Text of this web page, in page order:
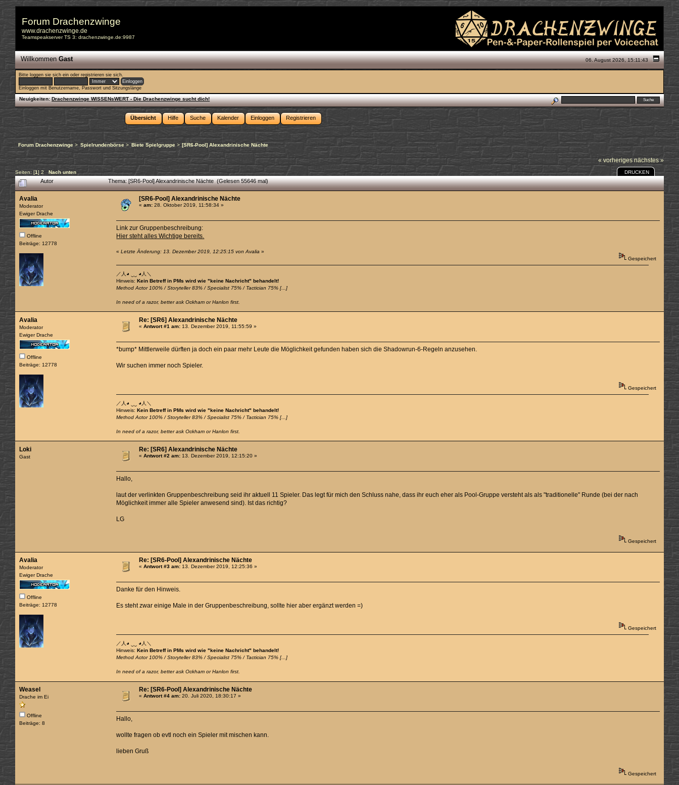
Forum Drachenzwinge
www.drachenzwinge.de
Teamspeakserver TS 3: drachenzwinge.de:9987
06. August 2026, 15:11:43
WillkommenGast
Bitte loggen sie sich ein oderregistrieren sie sich.
Einloggen mit Benutzername, Passwort und Sitzungslänge
Neuigkeiten: Drachenzwinge WISSENsWERT - Die Drachenzwinge sucht dich!
Übersicht Hilfe Suche Kalender Einloggen Registrieren
Forum Drachenzwinge > Spielrundenbörse> Biete Spielgruppe> [SR6-Pool] Alexandrinische Nächte
« vorheriges nächstes »
Seiten: [1] 2 Nach unten DRUCKEN
Autor Thema: [SR6-Pool] Alexandrinische Nächte (Gelesen 55646 mal)
Avalia
Moderator
Ewiger Drache
Offline
Beiträge: 12778
[SR6-Pool] Alexandrinische Nächte
«am: 28. Oktober 2019, 11:58:34 »
Link zur Gruppenbeschreibung:
Hier steht alles Wichtige bereits.
«Letzte Änderung: 13. Dezember 2019, 12:25:15 von Avalia »
Gespeichert
／人◕ ‿‿ ◕人＼
Hinweis:Kein Betreff in PMs wird wie "keine Nachricht" behandelt!
Method Actor 100% / Storyteller 83% / Specialist 75% / Tactician 75% [...]
In need of a razor, better ask Ockham or Hanlon first.
Avalia
Moderator
Ewiger Drache
Offline
Beiträge: 12778
Re: [SR6] Alexandrinische Nächte
«Antwort #1 am: 13. Dezember 2019, 11:55:59 »
*bump* Mittlerweile dürften ja doch ein paar mehr Leute die Möglichkeit gefunden haben sich die Shadowrun-6-Regeln anzusehen.
Wir suchen immer noch Spieler.
Gespeichert
／人◕ ‿‿ ◕人＼
Hinweis:Kein Betreff in PMs wird wie "keine Nachricht" behandelt!
Method Actor 100% / Storyteller 83% / Specialist 75% / Tactician 75% [...]
In need of a razor, better ask Ockham or Hanlon first.
Loki
Gast
Re: [SR6] Alexandrinische Nächte
«Antwort #2 am: 13. Dezember 2019, 12:15:20 »
Hallo,
laut der verlinkten Gruppenbeschreibung seid ihr aktuell 11 Spieler. Das legt für mich den Schluss nahe, dass ihr euch eher als Pool-Gruppe versteht als als "traditionelle" Runde (bei der nach
Möglichkeit immer alle Spieler anwesend sind). Ist das richtig?
LG
Gespeichert
Avalia
Moderator
Ewiger Drache
Offline
Beiträge: 12778
Re: [SR6-Pool] Alexandrinische Nächte
«Antwort #3 am: 13. Dezember 2019, 12:25:36 »
Danke für den Hinweis.
Es steht zwar einige Male in der Gruppenbeschreibung, sollte hier aber ergänzt werden =)
Gespeichert
／人◕ ‿‿ ◕人＼
Hinweis:Kein Betreff in PMs wird wie "keine Nachricht" behandelt!
Method Actor 100% / Storyteller 83% / Specialist 75% / Tactician 75% [...]
In need of a razor, better ask Ockham or Hanlon first.
Weasel
Drache im Ei
Offline
Beiträge: 8
Re: [SR6-Pool] Alexandrinische Nächte
«Antwort #4 am: 20. Juli 2020, 18:30:17 »
Hallo,
wollte fragen ob evtl noch ein Spieler mit mischen kann.
lieben Gruß
Gespeichert